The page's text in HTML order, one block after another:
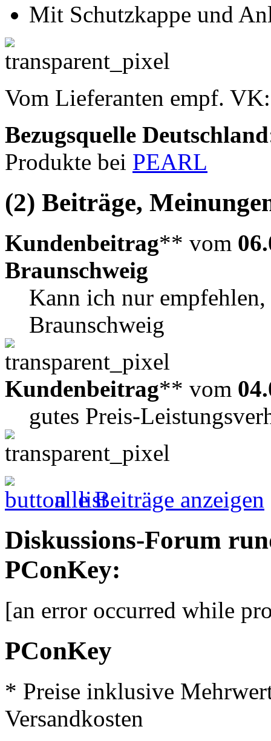
Mit Schutzkappe und
Vom Lieferanten empf.
Bezugsquelle Deutschland
Produkte bei PEARL
(2) Beiträge,
Kundenbeitrag** vom
Braunschweig
Kann ich nur
Braunschweig
Kundenbeitrag** vom
gutes Preis-
alle Beiträge anzeigen
Diskussions-Forum
PConKey:
[an error occurred while
PConKey
* Preise inklusive
Versandkosten